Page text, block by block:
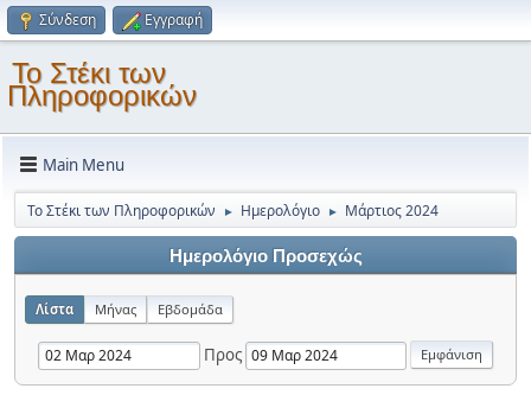
Σύνδεση Εγγραφή
Το Στέκι των
Πληροφορικών
Main Menu
Το Στέκι των Πληροφορικών ► Ημερολόγιο ► Μάρτιος 2024
Ημερολόγιο Προσεχώς
Λίστα Μήνας Εβδομάδα
Προς